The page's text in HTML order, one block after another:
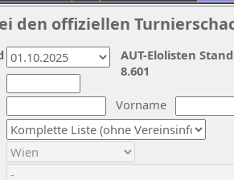
den offiziellen
Vorname
AUT-Elolisten
8.601